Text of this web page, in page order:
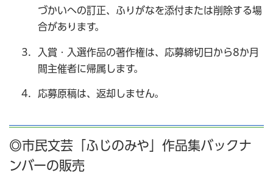
づかいへの訂正、ふりがなを添付または削除する場
合があります。
入賞・入選作品の著作権は、応募締切日から8か月
間主催者に帰属します。
応募原稿は、返却しません。
◎市民文芸「ふじのみや」作品集バックナ
ンバーの販売